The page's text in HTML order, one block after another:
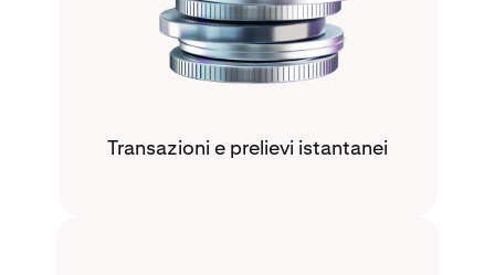
Transazioni e prelievi istantanei